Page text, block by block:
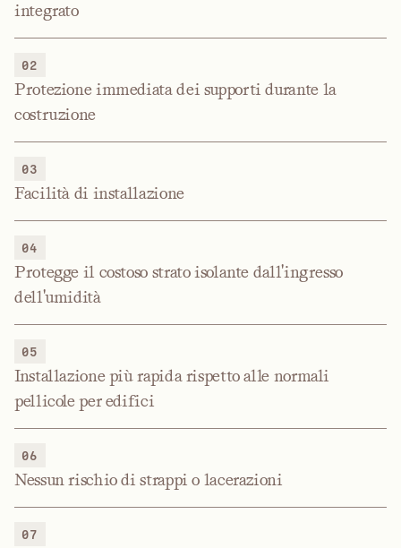
integrato
02
Protezione immediata dei supporti durante la
costruzione
03
Facilità di installazione
04
Protegge il costoso strato isolante dall'ingresso
dell'umidità
05
Installazione più rapida rispetto alle normali
pellicole per edifici
06
Nessun rischio di strappi o lacerazioni
07